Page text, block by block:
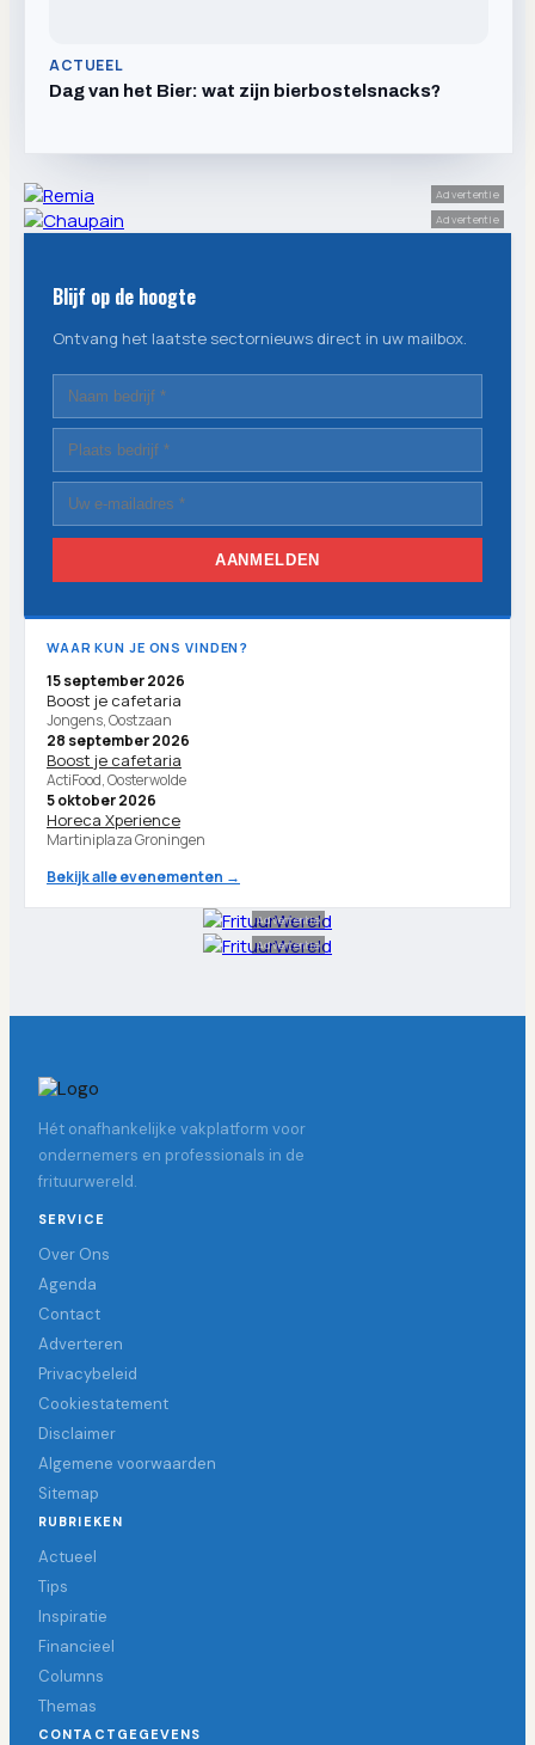
ACTUEEL
Dag van het Bier: wat zijn bierbostelsnacks?
Advertentie
Advertentie
Blijf op de hoogte
Ontvang het laatste sectornieuws direct in uw mailbox.
AANMELDEN
WAAR KUN JE ONS VINDEN?
15 september 2026
Boost je cafetaria
Jongens, Oostzaan
28 september 2026
Boost je cafetaria
ActiFood, Oosterwolde
5 oktober 2026
Horeca Xperience
Martiniplaza Groningen
Bekijk alle evenementen →
Advertentie
Advertentie
Hét onafhankelijke vakplatform voor
ondernemers en professionals in de
frituurwereld.
SERVICE
Over Ons
Agenda
Contact
Adverteren
Privacybeleid
Cookiestatement
Disclaimer
Algemene voorwaarden
Sitemap
RUBRIEKEN
Actueel
Tips
Inspiratie
Financieel
Columns
Themas
CONTACTGEGEVENS